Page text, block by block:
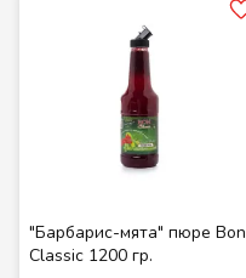
"Барбарис-мята" пюре Bon
Classic 1200 гр.